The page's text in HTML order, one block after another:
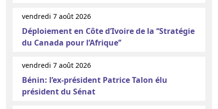
vendredi 7 août 2026
Déploiement en Côte d’Ivoire de la ‘‘Stratégie
du Canada pour l’Afrique’’
vendredi 7 août 2026
Bénin: l’ex-président Patrice Talon élu
président du Sénat